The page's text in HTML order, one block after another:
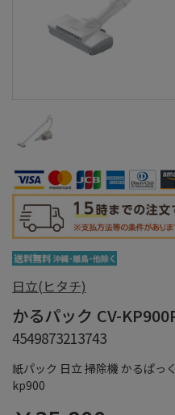
紙パック 日立 掃除機 かるぱっ
kp900
日立(ヒタチ)
かるパック CV-
4549873213743